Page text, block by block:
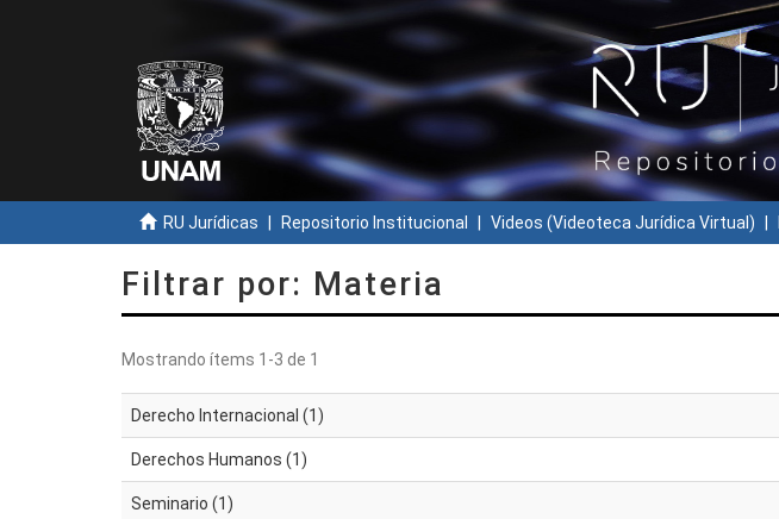
RU Jurídicas Repositorio Institucional Videos (Videoteca Jurídica Virtual)
Filtrar por: Materia
Mostrando ítems 1-3 de 1
Derecho Internacional (1)
Derechos Humanos (1)
Seminario (1)